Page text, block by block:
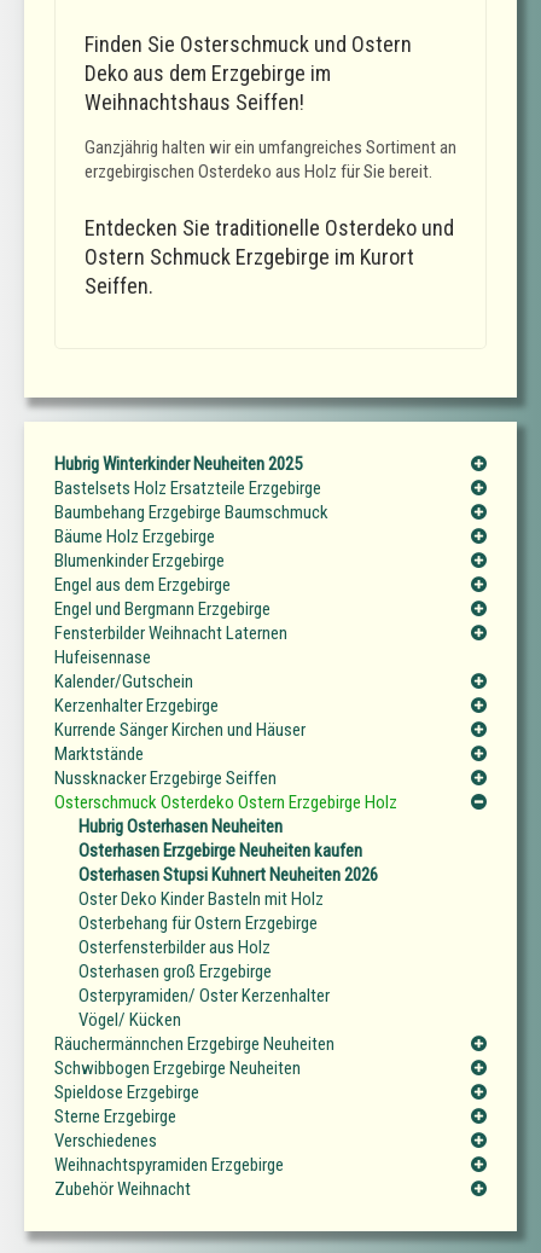
Finden Sie Osterschmuck und Ostern
Deko aus dem Erzgebirge im
Weihnachtshaus Seiffen!
Ganzjährig halten wir ein umfangreiches Sortiment an
erzgebirgischen Osterdeko aus Holz für Sie bereit.
Entdecken Sie traditionelle Osterdeko und
Ostern Schmuck Erzgebirge im Kurort
Seiffen.
Hubrig Winterkinder Neuheiten 2025
Bastelsets Holz Ersatzteile Erzgebirge
Baumbehang Erzgebirge Baumschmuck
Bäume Holz Erzgebirge
Blumenkinder Erzgebirge
Engel aus dem Erzgebirge
Engel und Bergmann Erzgebirge
Fensterbilder Weihnacht Laternen
Hufeisennase
Kalender/Gutschein
Kerzenhalter Erzgebirge
Kurrende Sänger Kirchen und Häuser
Marktstände
Nussknacker Erzgebirge Seiffen
Osterschmuck Osterdeko Ostern Erzgebirge Holz
Hubrig Osterhasen Neuheiten
Osterhasen Erzgebirge Neuheiten kaufen
Osterhasen Stupsi Kuhnert Neuheiten 2026
Oster Deko Kinder Basteln mit Holz
Osterbehang für Ostern Erzgebirge
Osterfensterbilder aus Holz
Osterhasen groß Erzgebirge
Osterpyramiden/ Oster Kerzenhalter
Vögel/ Kücken
Räuchermännchen Erzgebirge Neuheiten
Schwibbogen Erzgebirge Neuheiten
Spieldose Erzgebirge
Sterne Erzgebirge
Verschiedenes
Weihnachtspyramiden Erzgebirge
Zubehör Weihnacht